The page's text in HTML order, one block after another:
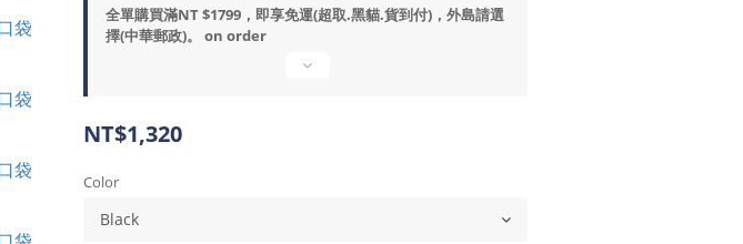
全單購買滿NT $1799，即享免運(超取.黑貓.貨到付)，外島請選
擇(中華郵政)。 on order
NT$1,320
Color